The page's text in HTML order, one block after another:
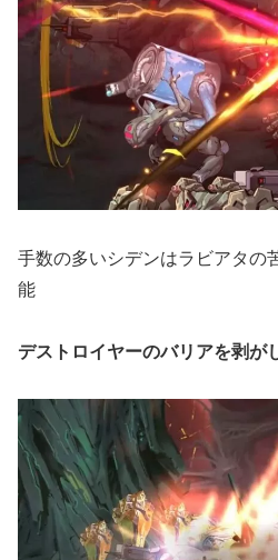
手数の多いシデンはラビアタの
能
デストロイヤーのバリアを剥が